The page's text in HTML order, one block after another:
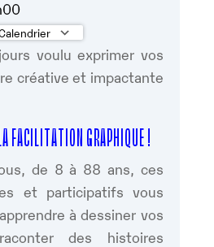
ICS Calendrier Google
voulu exprimer vos
créative et impactante
FACILITATION GRAPHIQUE !
de 8 à 88 ans, ces
et participatifs vous
à dessiner vos
des histoires